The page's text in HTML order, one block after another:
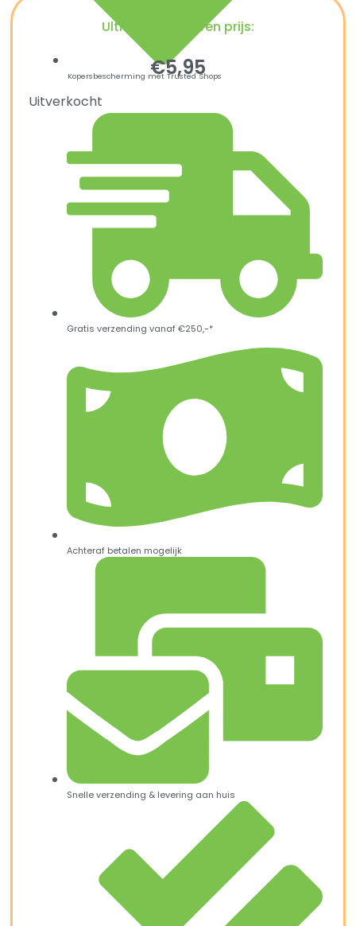
Kopersbescherming met Trusted Shops
Ultiem Buitenleven prijs:
€5,95
Uitverkocht
Gratis verzending vanaf €250,-*
Achteraf betalen mogelijk
Snelle verzending & levering aan huis